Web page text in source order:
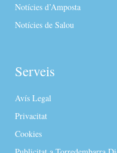
Notícies d’Amposta
Notícies de Salou
Serveis
Avís Legal
Privacitat
Cookies